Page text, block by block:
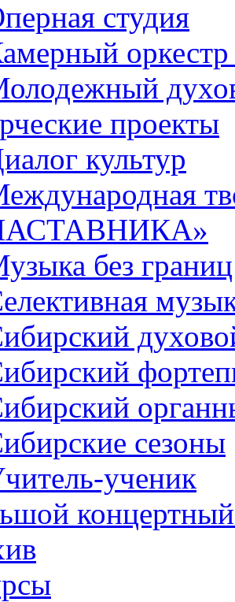
студия
оркестр
проекты
культур
без границ
сезоны
ученик
концертный